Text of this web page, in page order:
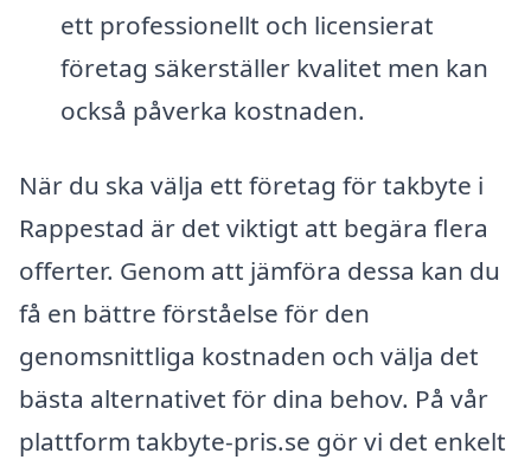
ett professionellt och licensierat
företag säkerställer kvalitet men kan
också påverka kostnaden.
När du ska välja ett företag för takbyte i
Rappestad är det viktigt att begära flera
offerter. Genom att jämföra dessa kan du
få en bättre förståelse för den
genomsnittliga kostnaden och välja det
bästa alternativet för dina behov. På vår
plattform takbyte-pris.se gör vi det enkelt